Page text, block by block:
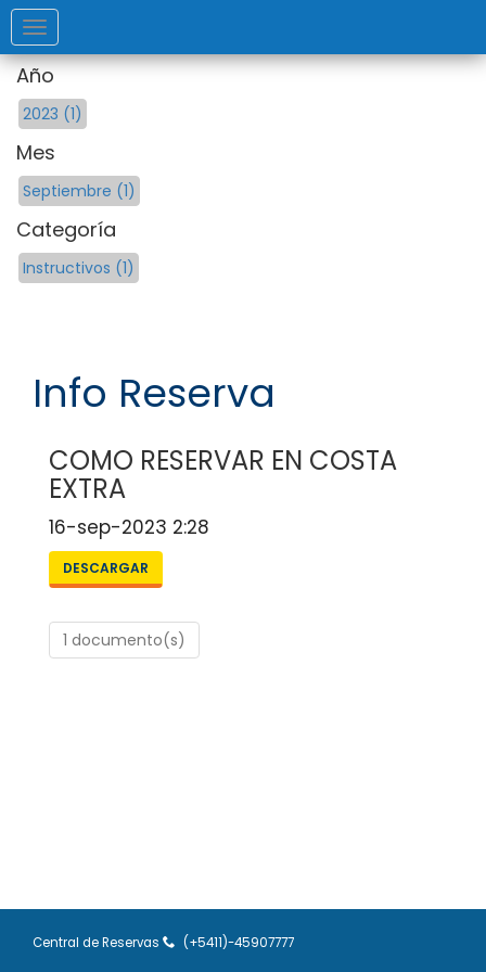
Toggle
navigation
Año
2023 (1)
Mes
Septiembre (1)
Categoría
Instructivos (1)
Info Reserva
COMO RESERVAR EN COSTA
EXTRA
16-sep-2023 2:28
DESCARGAR
1 documento(s)
Central de Reservas (+5411)-45907777